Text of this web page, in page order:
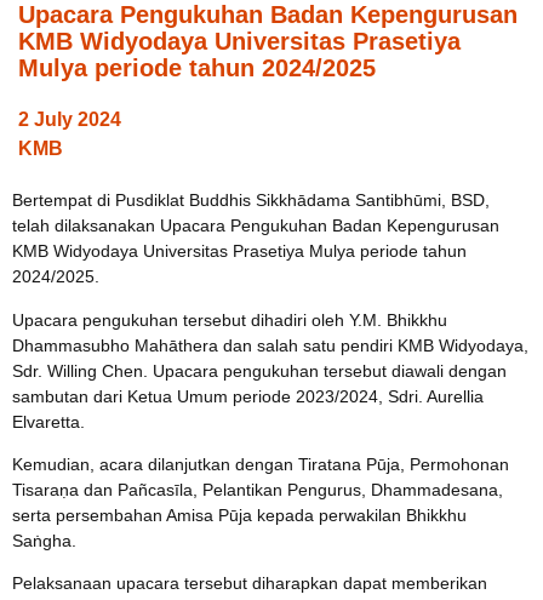
Upacara Pengukuhan Badan Kepengurusan
KMB Widyodaya Universitas Prasetiya
Mulya periode tahun 2024/2025
2 July 2024
KMB
Bertempat di Pusdiklat Buddhis Sikkhādama Santibhūmi, BSD,
telah dilaksanakan Upacara Pengukuhan Badan Kepengurusan
KMB Widyodaya Universitas Prasetiya Mulya periode tahun
2024/2025.
Upacara pengukuhan tersebut dihadiri oleh Y.M. Bhikkhu
Dhammasubho Mahāthera dan salah satu pendiri KMB Widyodaya,
Sdr. Willing Chen. Upacara pengukuhan tersebut diawali dengan
sambutan dari Ketua Umum periode 2023/2024, Sdri. Aurellia
Elvaretta.
Kemudian, acara dilanjutkan dengan Tiratana Pūja, Permohonan
Tisaraṇa dan Pañcasīla, Pelantikan Pengurus, Dhammadesana,
serta persembahan Amisa Pūja kepada perwakilan Bhikkhu
Saṅgha.
Pelaksanaan upacara tersebut diharapkan dapat memberikan